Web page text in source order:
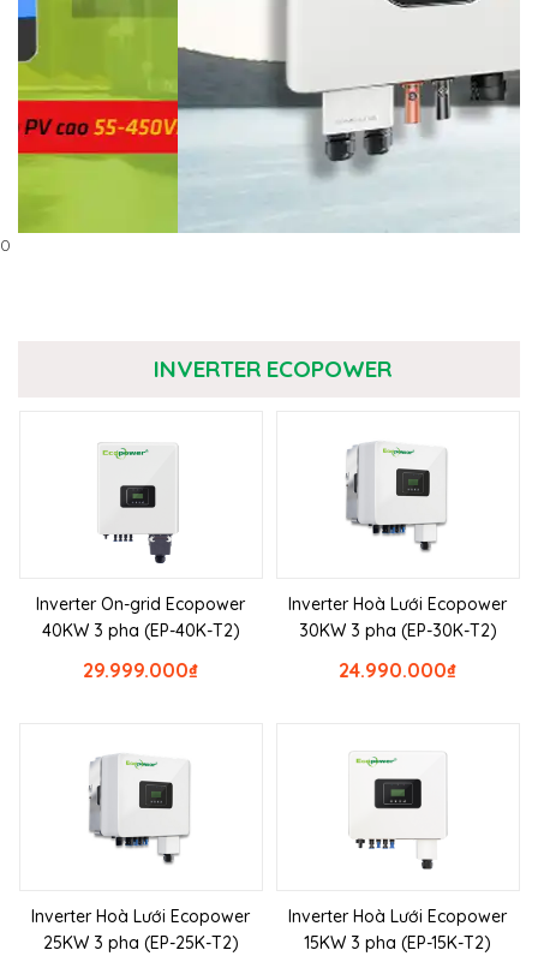
0
INVERTER ECOPOWER
Inverter On-grid Ecopower
40KW 3 pha (EP-40K-T2)
₫
29.999.000
Inverter Hoà Lưới Ecopower
30KW 3 pha (EP-30K-T2)
₫
24.990.000
Inverter Hoà Lưới Ecopower
25KW 3 pha (EP-25K-T2)
Inverter Hoà Lưới Ecopower
15KW 3 pha (EP-15K-T2)